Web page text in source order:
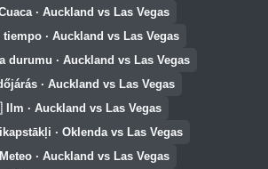
· Auckland vs Las Vegas
tiempo · Auckland vs Las Vegas
durumu · Auckland vs Las Vegas
· Auckland vs Las Vegas
Ilm · Auckland vs Las Vegas
· Oklenda vs Las Vegas
Meteo · Auckland vs Las Vegas